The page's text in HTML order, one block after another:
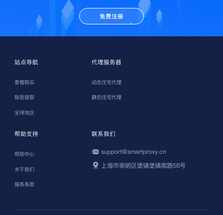
免费注册
站点导航
套餐购买
账密提取
全球地区
代理服务器
动态住宅代理
静态住宅代理
帮助支持
帮助中心
关于我们
服务条款
联系我们
support@smartproxy.cn
上海市崇明区堡镇堡镇南路58号